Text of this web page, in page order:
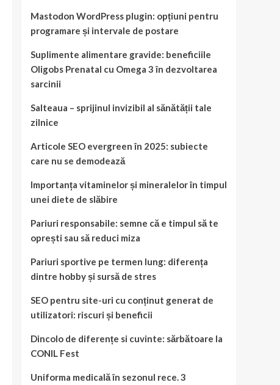
Mastodon WordPress plugin: opțiuni pentru
programare și intervale de postare
Suplimente alimentare gravide: beneficiile
Oligobs Prenatal cu Omega 3 în dezvoltarea
sarcinii
Salteaua – sprijinul invizibil al sănătății tale
zilnice
Articole SEO evergreen în 2025: subiecte
care nu se demodează
Importanța vitaminelor și mineralelor în timpul
unei diete de slăbire
Pariuri responsabile: semne că e timpul să te
oprești sau să reduci miza
Pariuri sportive pe termen lung: diferența
dintre hobby și sursă de stres
SEO pentru site-uri cu conținut generat de
utilizatori: riscuri și beneficii
Dincolo de diferențe si cuvinte: sărbătoare la
CONIL Fest
Uniforma medicală în sezonul rece. 3